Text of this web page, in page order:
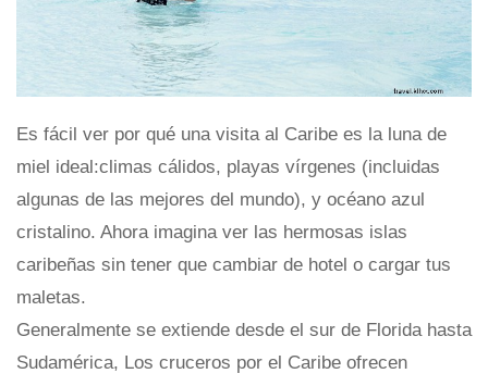
Es fácil ver por qué una visita al Caribe es la luna de
miel ideal:climas cálidos, playas vírgenes (incluidas
algunas de las mejores del mundo), y océano azul
cristalino. Ahora imagina ver las hermosas islas
caribeñas sin tener que cambiar de hotel o cargar tus
maletas.
Generalmente se extiende desde el sur de Florida hasta
Sudamérica, Los cruceros por el Caribe ofrecen